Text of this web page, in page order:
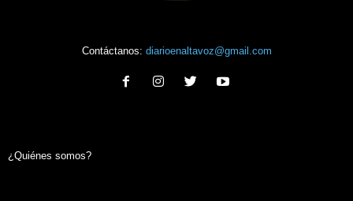
Contáctanos: diarioenaltavoz@gmail.com
¿Quiénes somos?